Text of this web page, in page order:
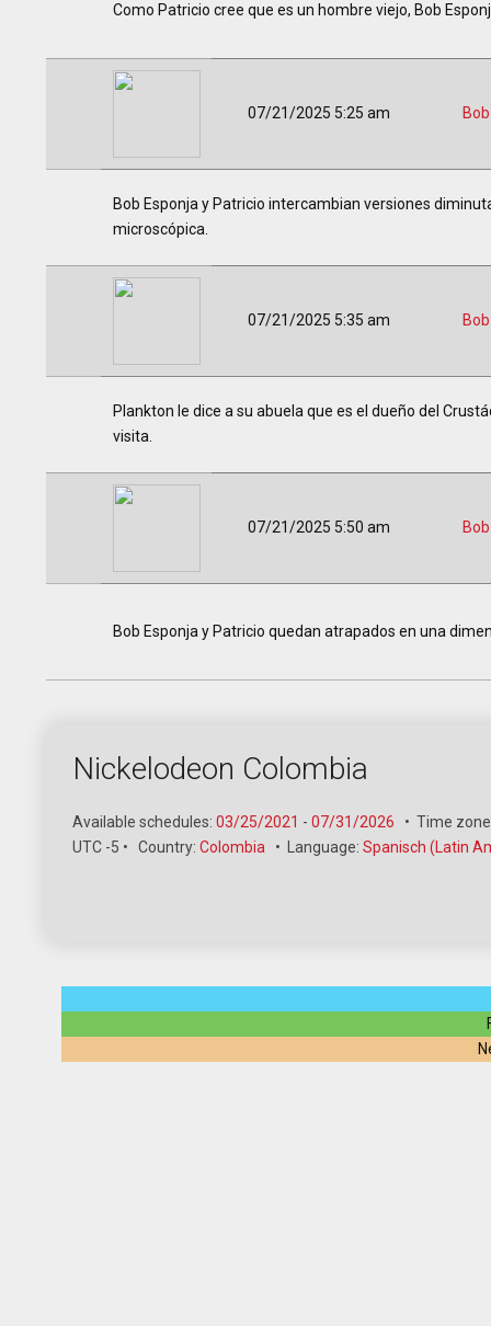
Como Patricio cree que es un hombre viejo, Bob
07/21/2025 5:25 am
Bob Esponja y Patricio intercambian versiones
microscópica.
07/21/2025 5:35 am
Plankton le dice a su abuela que es el dueño del
visita.
07/21/2025 5:50 am
Bob Esponja y Patricio quedan atrapados en una
Nickelodeon Colombia
Available schedules: 03/25/2021 - 07/31/2026 • Time
UTC -5 • Country: Colombia • Language: Spanisch (Latin